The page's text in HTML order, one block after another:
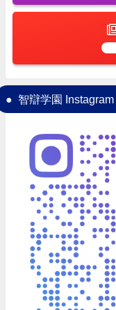
智辯学園 Instagram